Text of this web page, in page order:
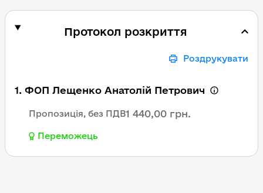
Протокол розкриття
Роздрукувати
1. ФОП Лещенко Анатолій Петрович
Пропозиція, без ПДВ1 440,00 грн.
Переможець